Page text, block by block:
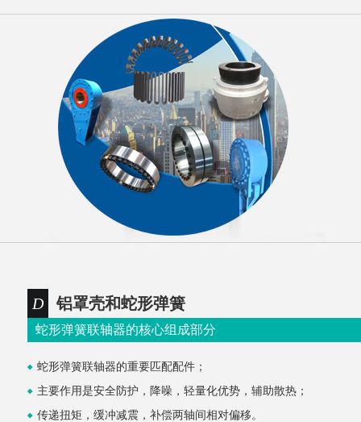
D 铝罩壳和蛇形弹簧
蛇形弹簧联轴器的核心组成部分
蛇形弹簧联轴器的重要匹配配件；
主要作用是安全防护，降噪，轻量化优势，辅助散热；
传递扭矩，缓冲减震，补偿两轴间相对偏移。